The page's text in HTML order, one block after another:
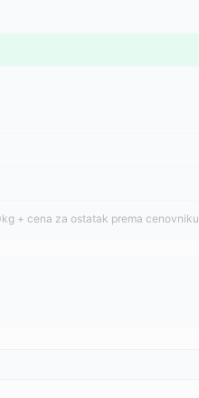
+ cena za ostatak prema cenovniku